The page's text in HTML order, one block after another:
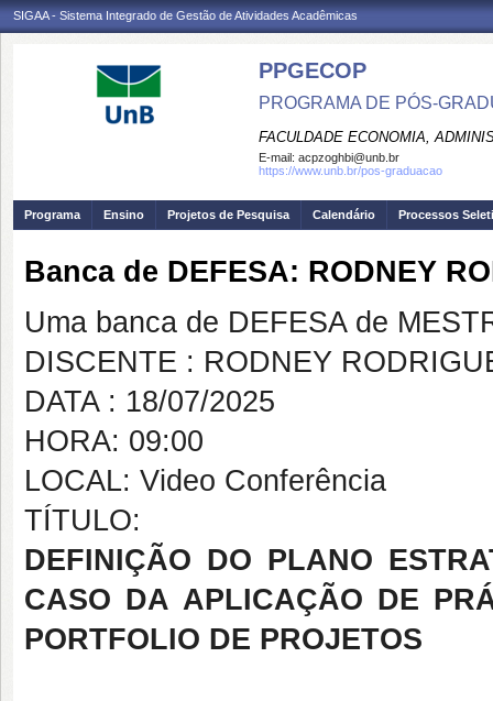
SIGAA - Sistema Integrado de Gestão de Atividades Acadêmicas
PPGECOP
PROGRAMA DE PÓS-
FACULDADE ECONOMIA,
E-mail: acpzoghbi@unb.br
https://www.unb.br/pos-graduacao
Programa Ensino Projetos de Pesquisa Calendário Processos
Banca de DEFESA: RODNEY
Uma banca de DEFESA de
DISCENTE : RODNEY
DATA : 18/07/2025
HORA: 09:00
LOCAL: Video Conferência
TÍTULO:
DEFINIÇÃO DO PLANO
CASO DA APLICAÇÃO DE
PORTFOLIO DE PROJETOS